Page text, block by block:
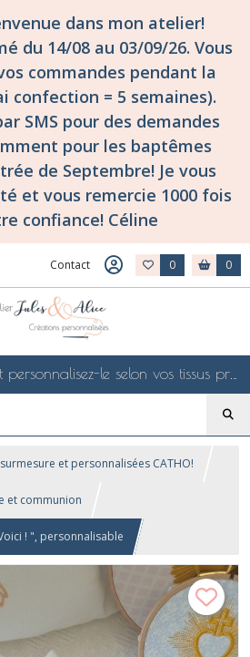
dans mon atelier!
du 14/08 au 03/09/26. Vous
commandes pendant la
confection = 5 semaines).
SMS pour des demandes
pour les baptêmes
de Septembre! Je vous
et vous remercie 1000 fois
confiance! Céline
Contact 0 0
Choisissez un modèle et personnalisez-le selon vos tissus préférés de mes collections en ligne, je le confectionnerai selon vos souhaits
et personnalisées CATHO!
et communion
! ", personnalisable